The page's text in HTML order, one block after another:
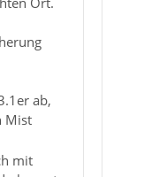
ab,
Mist
mit